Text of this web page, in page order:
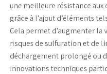
une meilleure résistance aux
grâce à l’ajout d’éléments
Cela permet d’augmenter la
risques desulfuration et de
déchargementprolongé ou
innovations techniques